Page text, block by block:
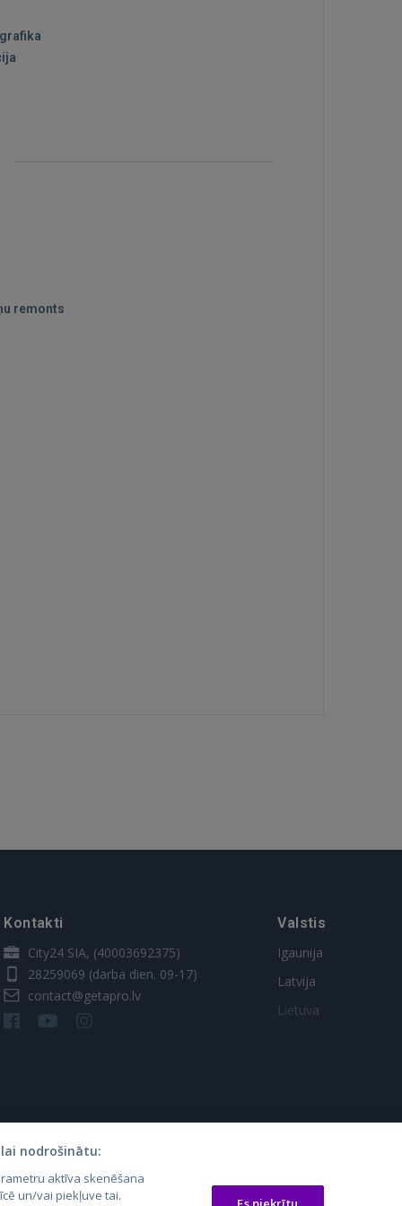
remonts
Kontakti
City24 SIA, (40003692375)
28259069 (darba dien. 09-17)
contact@getapro.lv
Valstis
Igaunija
Latvija
Lietuva
auto24.ee
Osta.ee
nodrošinātu:
aktīva skenēšana
un/vai piekļuve tai.